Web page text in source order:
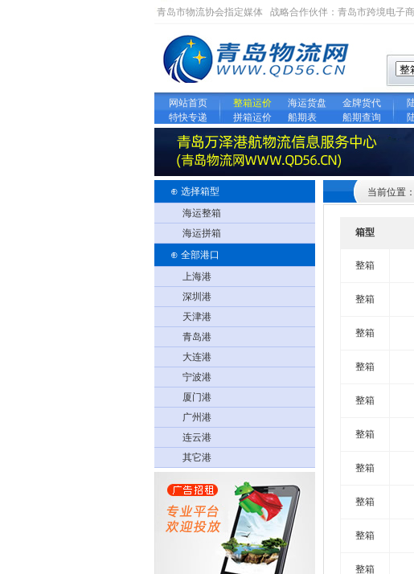
青岛市物流协会指定媒体 战略合作伙伴： 青岛市跨境电子
网站首页 整箱运价 海运货盘 金牌货代
特快专递
拼箱运价 船期表 船期查询
⊕ 选择箱型
海运整箱
海运拼箱
⊕ 全部港口
上海港
深圳港
天津港
青岛港
大连港
宁波港
厦门港
广州港
连云港
其它港
当前位置
箱型
整箱
整箱
整箱
整箱
整箱
整箱
整箱
整箱
整箱
整箱